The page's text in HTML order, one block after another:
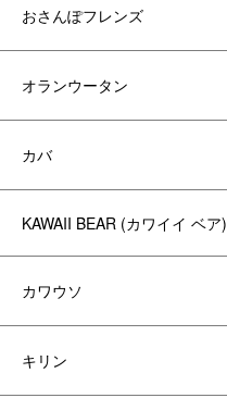
おさんぽフレンズ
オランウータン
カバ
KAWAII BEAR (カワイイ ベア)
カワウソ
キリン